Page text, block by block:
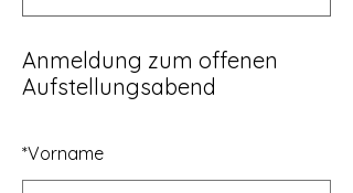
Anmeldung zum offenen
Aufstellungsabend
*Vorname